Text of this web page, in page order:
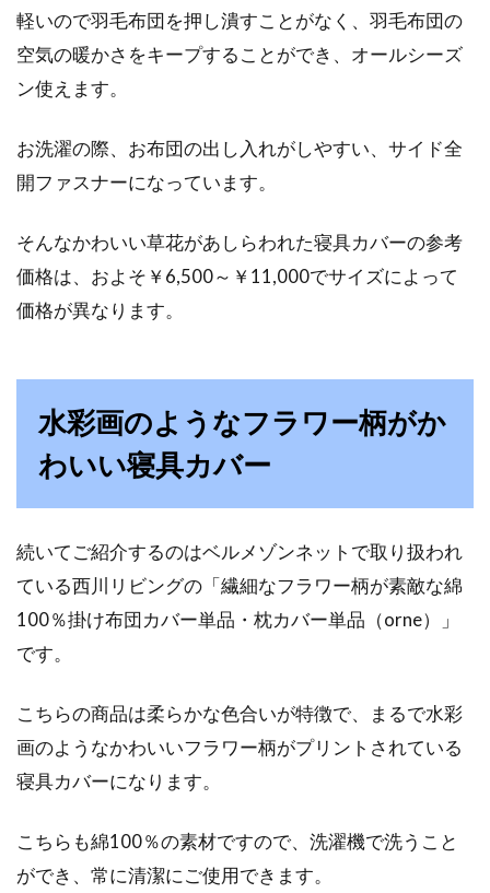
お風呂に入ろうとしたとき、または入っている
ときに電球が切れて困ったことはありません
か？また、...
アスリートが認めたマットレス ！高
反発といえば西川のエアー
今や、多くのアスリートたちが遠征に自分のマ
ットレスを持っていく時代です。これは、食事
意外と知らない？布団掃除機に付い
ているUV機能の効果とは
種...
1人暮らしを始める時は、考えることが山積み
するかも...
軽いので羽毛布団を押し潰すことがなく、羽毛布団の
空気の暖かさをキープすることができ、オールシーズ
ン使えます。
お洗濯の際、お布団の出し入れがしやすい、サイド全
開ファスナーになっています。
そんなかわいい草花があしらわれた寝具カバーの参考
価格は、およそ￥6,500～￥11,000でサイズによって
価格が異なります。
水彩画のようなフラワー柄がか
わいい寝具カバー
続いてご紹介するのはベルメゾンネットで取り扱われ
ている西川リビングの「繊細なフラワー柄が素敵な綿
100％掛け布団カバー単品・枕カバー単品（orne）」
です。
こちらの商品は柔らかな色合いが特徴で、まるで水彩
画のようなかわいいフラワー柄がプリントされている
寝具カバーになります。
こちらも綿100％の素材ですので、洗濯機で洗うこと
ができ、常に清潔にご使用できます。